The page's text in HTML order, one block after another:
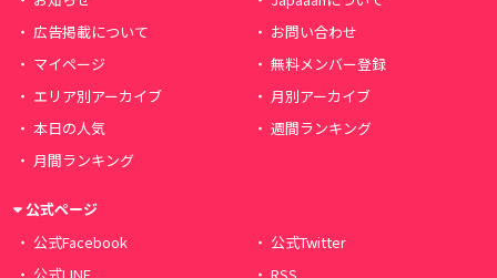
広告掲載について
お問い合わせ
マイページ
無料メンバー登録
エリア別アーカイブ
月別アーカイブ
本日の人気
週間ランキング
月間ランキング
公式ページ
公式Facebook
公式Twitter
公式LINE
RSS